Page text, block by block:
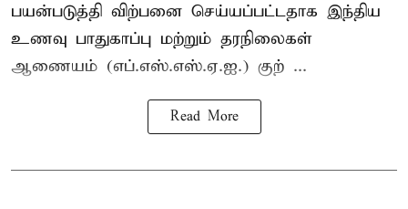
பயன்படுத்தி விற்பனை செய்யப்பட்டதாக இந்திய
உணவு பாதுகாப்பு மற்றும் தரநிலைகள்
ஆணையம் (எப்.எஸ்.எஸ்.ஏ.ஐ.) குற் ...
Read More